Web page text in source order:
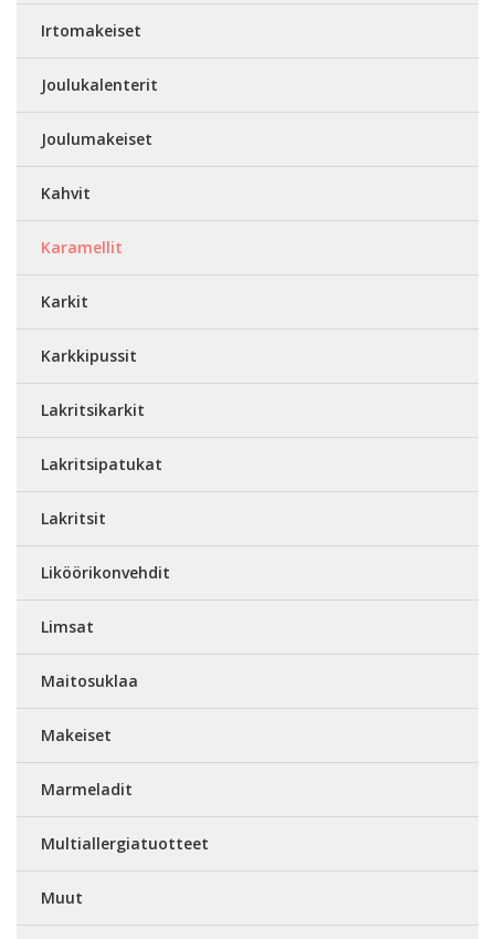
Irtomakeiset
Joulukalenterit
Joulumakeiset
Kahvit
Karamellit
Karkit
Karkkipussit
Lakritsikarkit
Lakritsipatukat
Lakritsit
Liköörikonvehdit
Limsat
Maitosuklaa
Makeiset
Marmeladit
Multiallergiatuotteet
Muut